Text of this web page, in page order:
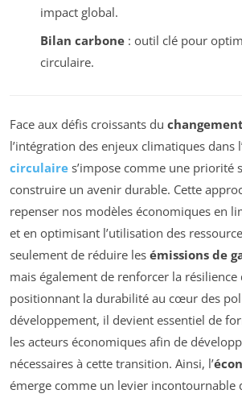
impact global.
Bilan carbone: outil clé pour
circulaire.
Face aux défis croissants du
l’intégration des enjeux climatiques dans
circulaire s’impose comme une priorité
construire un avenir durable. Cette
repenser nos modèles économiques en
et en optimisant l’utilisation des
seulement de réduire les émissions de
mais également de renforcer la résilience
positionnant la durabilité au cœur des
développement, il devient essentiel de
les acteurs économiques afin de
nécessaires à cette transition. Ainsi, l’
émerge comme un levier incontournable